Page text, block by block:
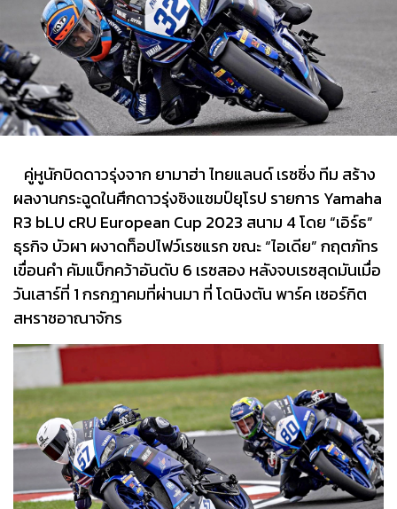
คู่หูนักบิดดาวรุ่งจาก ยามาฮ่า ไทยแลนด์ เรซซิ่ง ทีม สร้าง
ผลงานกระฉูดในศึกดาวรุ่งชิงแชมป์ยุโรป รายการ Yamaha
R3 bLU cRU European Cup 2023 สนาม 4 โดย “เอิร์ธ”
ธุรกิจ บัวผา ผงาดท็อปไฟว์เรซแรก ขณะ “ไอเดีย” กฤตภัทร
เขื่อนคำ คัมแบ็กคว้าอันดับ 6 เรซสอง หลังจบเรซสุดมันเมื่อ
วันเสาร์ที่ 1 กรกฎาคมที่ผ่านมา ที่ โดนิงตัน พาร์ค เซอร์กิต
สหราชอาณาจักร